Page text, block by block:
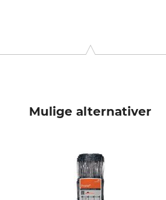
Mulige alternativer